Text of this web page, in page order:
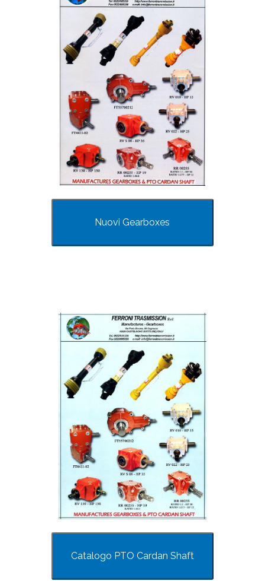
Nuovi Gearboxes
Catalogo PTO Cardan Shaft